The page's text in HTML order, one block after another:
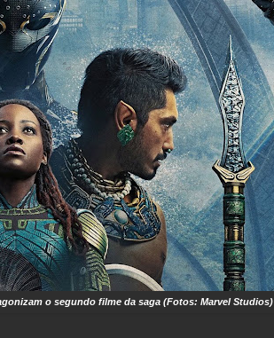
o segundo filme da saga (Fotos: Marvel Studios)